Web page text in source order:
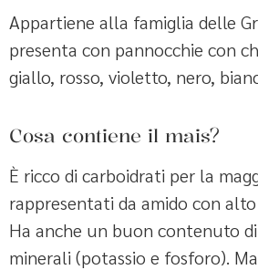
Appartiene alla famiglia delle
presenta con pannocchie con
giallo, rosso, violetto, nero,
Cosa contiene il mais?
È ricco di carboidrati per la
rappresentati da amido con
Ha anche un buon contenuto
minerali (potassio e fosforo).